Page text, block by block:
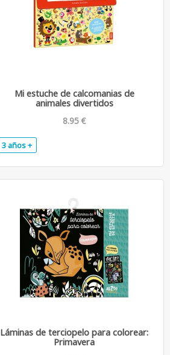
Mi estuche de calcomanias de
animales divertidos
8.95 €
3 años +
Láminas de terciopelo para colorear:
Primavera